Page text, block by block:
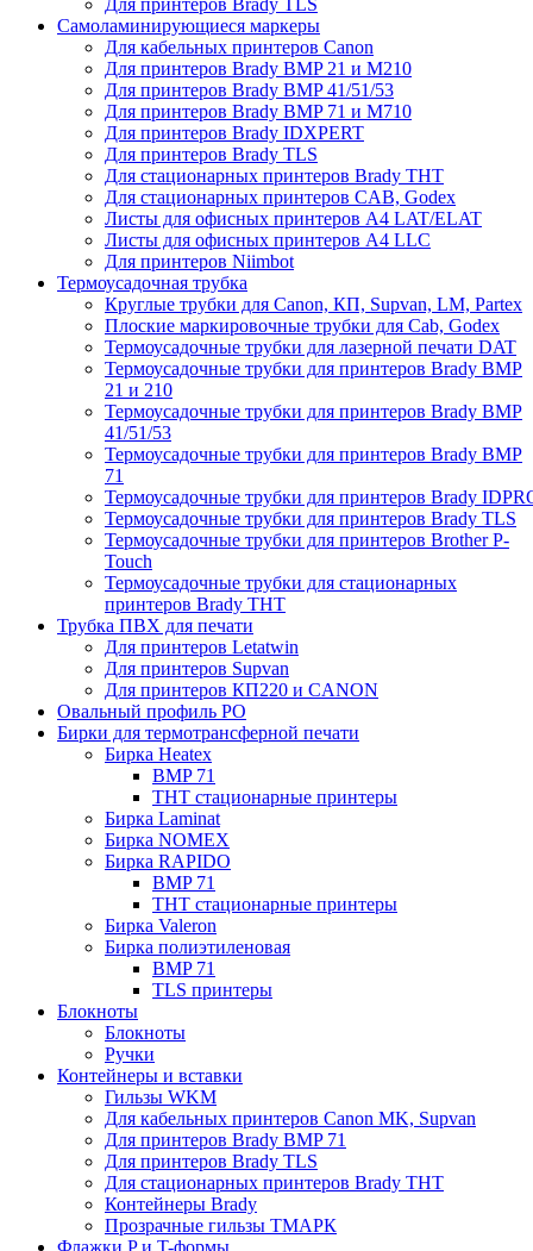
Для принтеров Brady TLS
Самоламинирующиеся маркеры
Для кабельных принтеров Canon
Для принтеров Brady BMP 21 и M210
Для принтеров Brady BMP 41/51/53
Для принтеров Brady BMP 71 и M710
Для принтеров Brady IDXPERT
Для принтеров Brady TLS
Для стационарных принтеров Brady THT
Для стационарных принтеров CAB, Godex
Листы для офисных принтеров А4 LAT/ELAT
Листы для офисных принтеров А4 LLC
Для принтеров Niimbot
Термоусадочная трубка
Круглые трубки для Canon, КП, Supvan, LM, Partex
Плоские маркировочные трубки для Cab, Godex
Термоусадочные трубки для лазерной печати DAT
Термоусадочные трубки для принтеров Brady BMP
21 и 210
Термоусадочные трубки для принтеров Brady BMP
41/51/53
Термоусадочные трубки для принтеров Brady BMP
71
Термоусадочные трубки для принтеров Brady
Термоусадочные трубки для принтеров Brady TLS
Термоусадочные трубки для принтеров Brother P-
Touch
Термоусадочные трубки для стационарных
принтеров Brady THT
Трубка ПВХ для печати
Для принтеров Letatwin
Для принтеров Supvan
Для принтеров КП220 и CANON
Овальный профиль PO
Бирки для термотрансферной печати
Бирка Heatex
BMP 71
THT стационарные принтеры
Бирка Laminat
Бирка NOMEX
Бирка RAPIDO
BMP 71
THT стационарные принтеры
Бирка Valeron
Бирка полиэтиленовая
BMP 71
TLS принтеры
Блокноты
Блокноты
Ручки
Контейнеры и вставки
Гильзы WKM
Для кабельных принтеров Canon MK, Supvan
Для принтеров Brady BMP 71
Для принтеров Brady TLS
Для стационарных принтеров Brady THT
Контейнеры Brady
Прозрачные гильзы ТМАРК
Флажки P и T-формы